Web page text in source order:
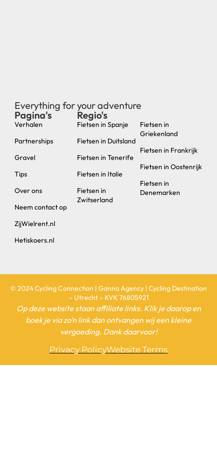
Everything for your adventure
Pagina's
Verhalen
Partnerships
Gravel
Tips
Over ons
Neem contact op
ZijWielrent.nl
Hetiskoers.nl
Regio's
Fietsen in Spanje
Fietsen in Duitsland
Fietsen in Tenerife
Fietsen in Italie
Fietsen in
Zwitserland
Fietsen in
Griekenland
Fietsen in Frankrijk
Fietsen in Oostenrijk
Fietsen in
Denemarken
© 2024 Cycling Connection | Ganna Agency | Cycling Destination
– Utrecht – KVK 76805921
Op deze website staan affiliate links. Klik je daarop en
boek je via zo’n link dan ontvangen wij een kleine
vergoeding. Dank daarvoor!
Privacy PolicyWebsite Terms